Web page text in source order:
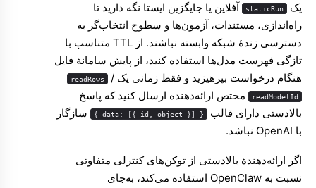
یک
staticRun آفلاین یا جایگزین ایستا نگه دارید تا
راه‌اندازی، مستندات، آزمون‌ها و سطوح انتخاب‌گر به
دسترسی زندهٔ شبکه وابسته نباشند. از TTL متناسب با
تازگی فهرست مدل‌ها استفاده کنید، از پایش سامانهٔ فایل
هنگام درخواست بپرهیزید و فقط زمانی یک
readRows /
readModelId مختص ارائه‌دهنده ارسال کنید که پاسخ
بالادستی دارای قالب
{ data: [{ id, object }] }
سازگار
با OpenAI نباشد.
اگر ارائه‌دهندهٔ بالادستی از توکن‌های کنترلی متفاوتی
نسبت به OpenClaw استفاده می‌کند، به‌جای